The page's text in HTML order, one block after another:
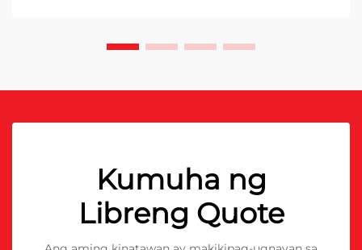
Kumuha ng
Libreng Quote